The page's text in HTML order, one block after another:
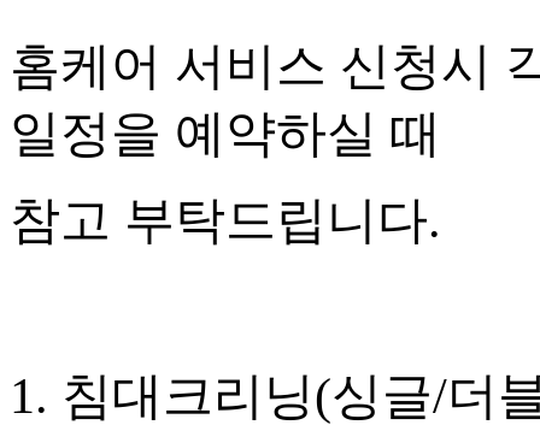
홈케어 서비스 신청시
일정을 예약하실 때
참고 부탁드립니다.
1. 침대크리닝(싱글/더